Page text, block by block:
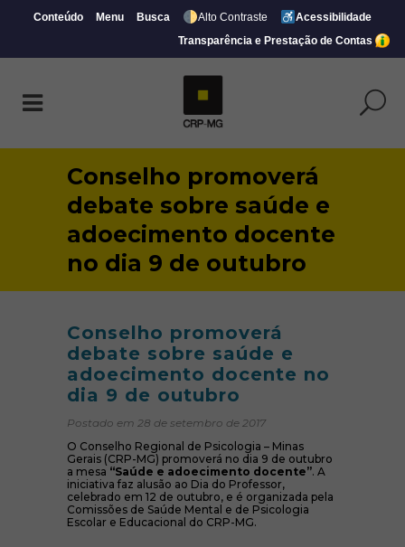
Conteúdo Menu Busca Alto Contraste
Acessibilidade
Transparência e Prestação de Contas
Conselho promoverá
debate sobre saúde e
adoecimento docente
no dia 9 de outubro
Conselho promoverá
debate sobre saúde e
adoecimento docente no
dia 9 de outubro
Postado em 28 de setembro de 2017
O Conselho Regional de Psicologia – Minas
Gerais (CRP-MG) promoverá no dia 9 de outubro
a mesa “Saúde e adoecimento docente”. A
iniciativa faz alusão ao Dia do Professor,
celebrado em 12 de outubro, e é organizada pela
Comissões de Saúde Mental e de Psicologia
Escolar e Educacional do CRP-MG.